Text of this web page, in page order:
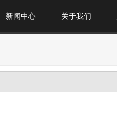
关于我们
新闻中心